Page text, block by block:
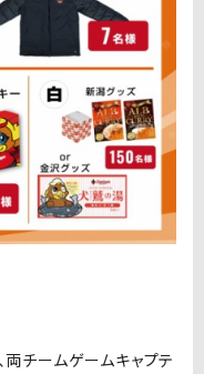
チームゲームキャプテ